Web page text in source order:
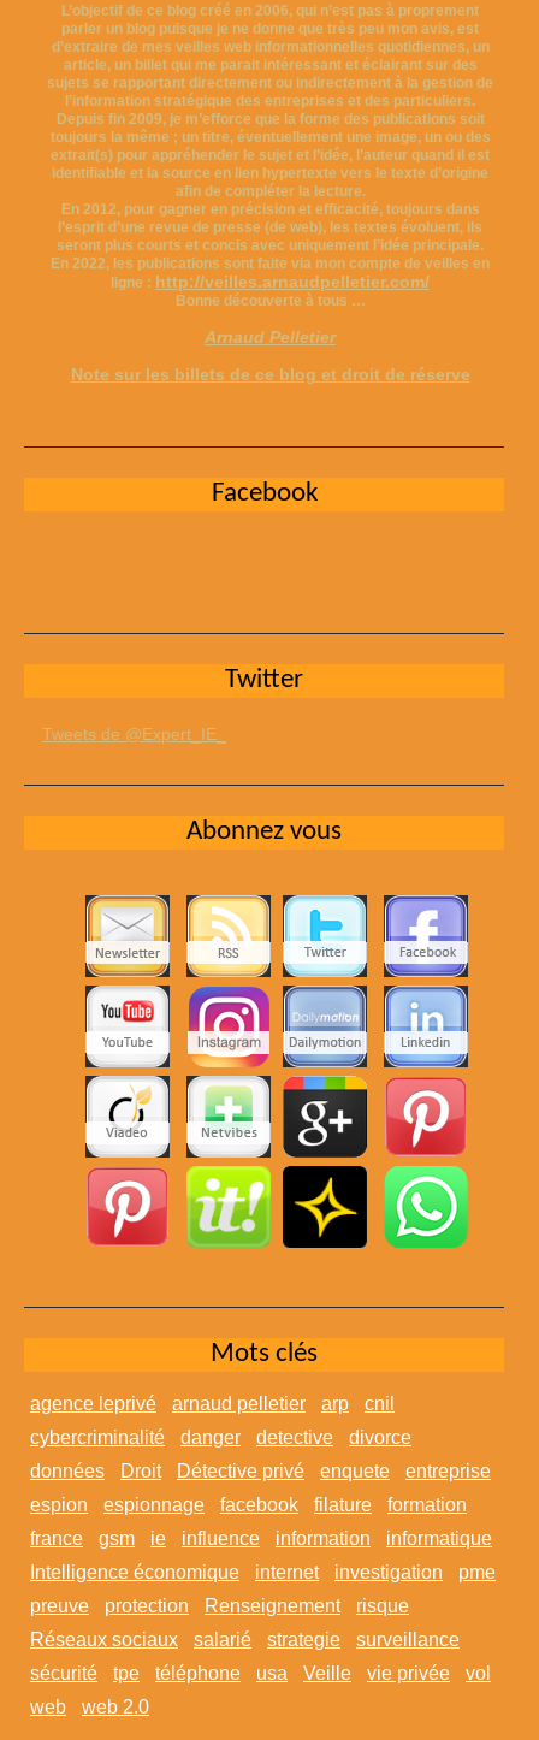
L’objectif de ce blog créé en 2006, qui n’est pas à proprement
parler un blog puisque je ne donne que très peu mon avis, est
d’extraire de mes veilles web informationnelles quotidiennes, un
article, un billet qui me parait intéressant et éclairant sur des
sujets se rapportant directement ou indirectement à la gestion de
l’information stratégique des entreprises et des particuliers.
Depuis fin 2009, je m’efforce que la forme des publications soit
toujours la même ; un titre, éventuellement une image, un ou des
extrait(s) pour appréhender le sujet et l’idée, l’auteur quand il est
identifiable et la source en lien hypertexte vers le texte d’origine
afin de compléter la lecture.
En 2012, pour gagner en précision et efficacité, toujours dans
l’esprit d’une revue de presse (de web), les textes évoluent, ils
seront plus courts et concis avec uniquement l’idée principale.
En 2022, les publications sont faite via mon compte de veilles en
ligne : http://veilles.arnaudpelletier.com/
Bonne découverte à tous …
Arnaud Pelletier
Note sur les billets de ce blog et droit de réserve
Facebook
Twitter
Tweets de @Expert_IE_
Abonnez vous
Mots clés
agence leprivé arnaud pelletier arp
cnil
cybercriminalité
danger detective
divorce
données
Droit Détective privé enquete
entreprise
espion
espionnage facebook filature
formation
france
gsm ie influence information
informatique
Intelligence économique
internet investigation
pme
preuve
protection Renseignement
risque
Réseaux sociaux
salarié strategie
surveillance
sécurité
tpe téléphone usa Veille vie privée
vol
web
web 2.0